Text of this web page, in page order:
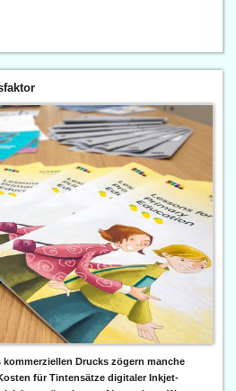
Drucks zögern manche
für Tintensätze digitaler Inkjet-